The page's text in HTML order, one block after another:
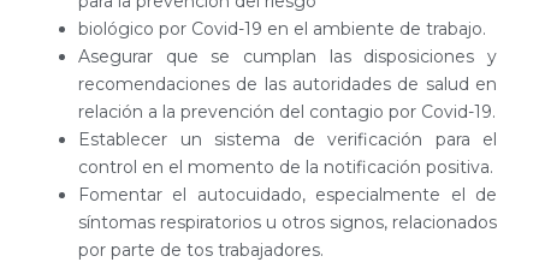
biológico por Covid-19 en el ambiente de trabajo.
Asegurar que se cumplan las disposiciones y
recomendaciones de las autoridades de salud en
relación a la prevención del contagio por Covid-19.
Establecer un sistema de verificación para el
control en el momento de la notificación positiva.
Fomentar el autocuidado, especialmente el de
síntomas respiratorios u otros signos, relacionados
por parte de tos trabajadores.